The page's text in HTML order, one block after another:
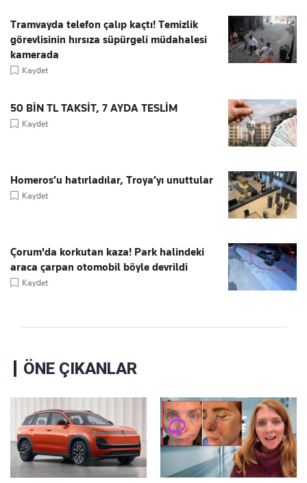
Tramvayda telefon çalıp kaçtı! Temizlik
görevlisinin hırsıza süpürgeli müdahalesi
kamerada
Kaydet
50 BİN TL TAKSİT, 7 AYDA TESLİM
Kaydet
Homeros’u hatırladılar, Troya’yı unuttular
Kaydet
Çorum'da korkutan kaza! Park halindeki
araca çarpan otomobil böyle devrildi
Kaydet
ÖNE ÇIKANLAR